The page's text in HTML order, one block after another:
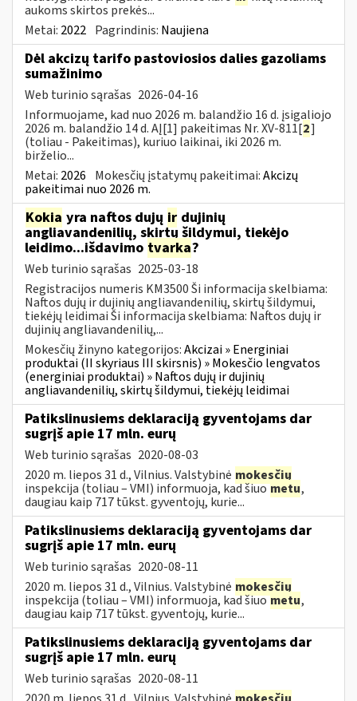
aukoms skirtos prekės...
Metai: 2022 Pagrindinis: Naujiena
Dėl akcizų tarifo pastoviosios dalies gazoliams
sumažinimo
Web turinio sąrašas 2026-04-16
Informuojame, kad nuo 2026 m. balandžio 16 d. įsigaliojo
2026 m. balandžio 14 d. AĮ[1] pakeitimas Nr. XV-811[2]
(toliau - Pakeitimas), kuriuo laikinai, iki 2026 m.
birželio...
Metai: 2026 Mokesčių įstatymų pakeitimai:Akcizų
pakeitimai nuo 2026 m.
Kokia yra naftos dujų ir dujinių
angliavandenilių, skirtų šildymui, tiekėjo
leidimo...išdavimo tvarka?
Web turinio sąrašas 2025-03-18
Registracijos numeris KM3500 Ši informacija skelbiama:
Naftos dujų ir dujinių angliavandenilių, skirtų šildymui,
tiekėjų leidimai Ši informacija skelbiama: Naftos dujų ir
dujinių angliavandenilių,...
Mokesčių žinyno kategorijos:Akcizai » Energiniai
produktai (II skyriaus III skirsnis) » Mokesčio lengvatos
(energiniai produktai) » Naftos dujų ir dujinių
angliavandenilių, skirtų šildymui, tiekėjų leidimai
Patikslinusiems deklaraciją gyventojams dar
sugrįš apie 17 mln. eurų
Web turinio sąrašas 2020-08-03
2020 m. liepos 31 d., Vilnius. Valstybinė mokesčių
inspekcija (toliau – VMI) informuoja, kad šiuometu,
daugiau kaip 717 tūkst. gyventojų, kurie...
Patikslinusiems deklaraciją gyventojams dar
sugrįš apie 17 mln. eurų
Web turinio sąrašas 2020-08-11
2020 m. liepos 31 d., Vilnius. Valstybinė mokesčių
inspekcija (toliau – VMI) informuoja, kad šiuometu,
daugiau kaip 717 tūkst. gyventojų, kurie...
Patikslinusiems deklaraciją gyventojams dar
sugrįš apie 17 mln. eurų
Web turinio sąrašas 2020-08-11